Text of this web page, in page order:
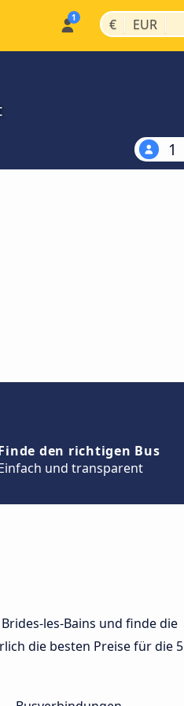
€ | EUR |
1
den richtigen Bus
und transparent
les-Bains und finde die
die besten Preise für die 5